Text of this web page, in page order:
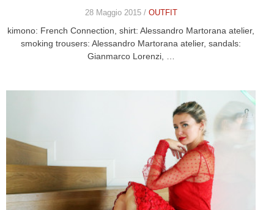
28 Maggio 2015 / OUTFIT
kimono: French Connection, shirt: Alessandro Martorana atelier,
smoking trousers: Alessandro Martorana atelier, sandals:
Gianmarco Lorenzi, …